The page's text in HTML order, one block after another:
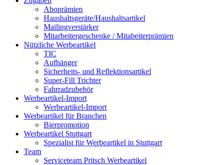
Aboprämien
Haushaltsgeräte/Haushaltsartikel
Mailingverstärker
Mitarbeitergeschenke / Mitabeiterprämien
Nützliche Werbeartikel
TIC
Aufhänger
Sicherheits- und Reflektionsartikel
Super-Fill Trichter
Fahrradzubehör
Werbeartikel-Import
Werbeartikel-Import
Werbeartikel für Branchen
Bierpromotion
Werbeartikel Stuttgart
Spezialist für Werbeartikel in Stuttgart
Team
Serviceteam Pritsch Werbeartikel